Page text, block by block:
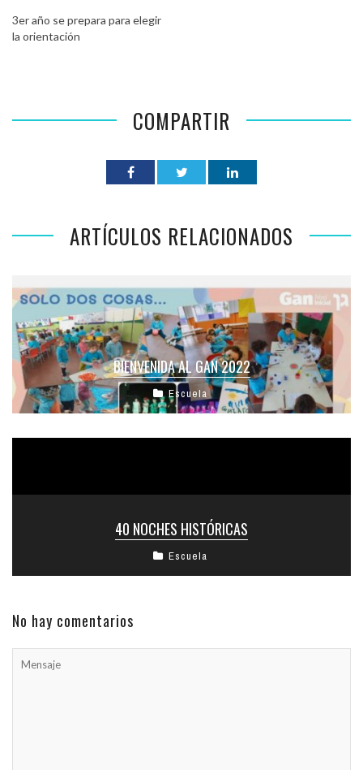
3er año se prepara para elegir
la orientación
COMPARTIR
ARTÍCULOS RELACIONADOS
BIENVENIDA AL GAN 2022
Escuela
40 NOCHES HISTÓRICAS
Escuela
No hay comentarios